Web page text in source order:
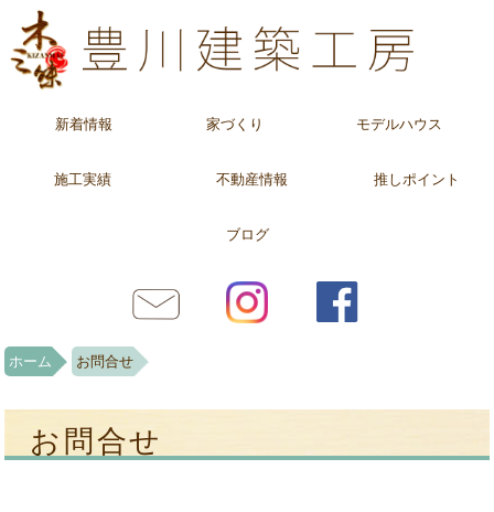
新着情報 家づくり モデルハウス
施工実績 不動産情報 推しポイント
ブログ
ホーム お問合せ
お問合せ